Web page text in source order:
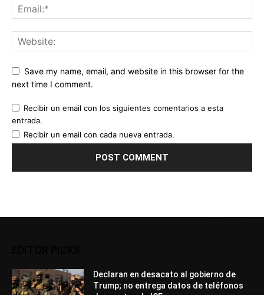
Save my name, email, and website in this browser for the
next time I comment.
Recibir un email con los siguientes comentarios a esta
entrada.
Recibir un email con cada nueva entrada.
Declaran en desacato al gobierno de
Trump; no entrega datos de teléfonos